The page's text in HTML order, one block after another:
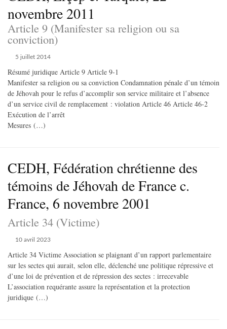
novembre 2011
Article 9 (Manifester sa religion ou sa
conviction)
5 juillet 2014
Résumé juridique Article 9 Article 9-1
Manifester sa religion ou sa conviction Condamnation pénale d’un témoin
de Jéhovah pour le refus d’accomplir son service militaire et l’absence
d’un service civil de remplacement : violation Article 46 Article 46-2
Exécution de l’arrêt
Mesures (…)
CEDH, Fédération chrétienne des
témoins de Jéhovah de France c.
France, 6 novembre 2001
Article 34 (Victime)
10 avril 2023
Article 34 Victime Association se plaignant d’un rapport parlementaire
sur les sectes qui aurait, selon elle, déclenché une politique répressive et
d’une loi de prévention et de répression des sectes : irrecevable
L’association requérante assure la représentation et la protection
juridique (…)